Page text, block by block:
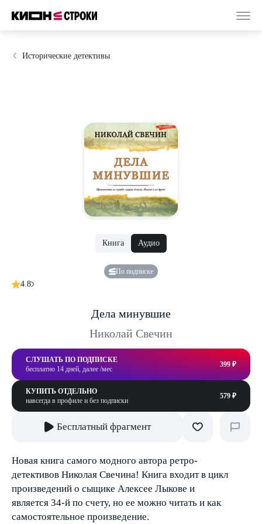
Исторические детективы
Книга Аудио
По подписке
4.8
Дела минувшие
Николай Свечин
СЛУШАТЬ ПО ПОДПИСКЕ
бесплатно 14 дней, далее /мес
399 ₽
КУПИТЬ ОТДЕЛЬНО
навсегда в профиле и без подписки
579 ₽
Бесплатный фрагмент
Новая книга самого модного автора ретро-
детективов Николая Свечина! Книга входит в цикл
произведений о сыщике Алексее Лыкове и
является 34-й по счету, но ее можно читать и как
самостоятельное произведение.